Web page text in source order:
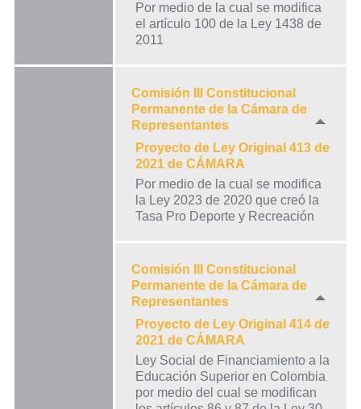
Por medio de la cual se modifica
el artículo 100 de la Ley 1438 de
2011
Comisión III Constitucional
Permanente de la Cámara de
Representantes
Proyecto de Ley Original 413 de
2021 de CÁMARA
Por medio de la cual se modifica
la Ley 2023 de 2020 que creó la
Tasa Pro Deporte y Recreación
Comisión III Constitucional
Permanente de la Cámara de
Representantes
Proyecto de Ley Original 414 de
2021 de CÁMARA
Ley Social de Financiamiento a la
Educación Superior en Colombia
por medio del cual se modifican